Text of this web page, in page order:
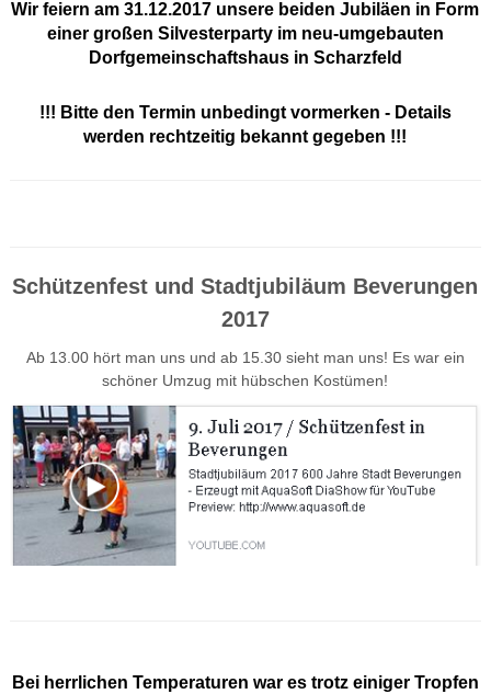
Wir feiern am 31.12.2017 unsere beiden Jubiläen in Form
einer großen Silvesterparty im neu-umgebauten
Dorfgemeinschaftshaus in Scharzfeld
!!! Bitte den Termin unbedingt vormerken - Details
werden rechtzeitig bekannt gegeben !!!
Schützenfest und Stadtjubiläum Beverungen
2017
Ab 13.00 hört man uns und ab 15.30 sieht man uns! Es war ein
schöner Umzug mit hübschen Kostümen!
Bei herrlichen Temperaturen war es trotz einiger Tropfen